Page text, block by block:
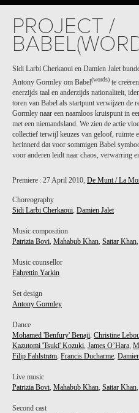
PROJECT /
Sidi Larbi Cherkaoui en Damien Jalet
Antony Gormley om Babel(words) te
enerzijds taal en anderzijds nationaliteit,
toren van Babel als startpunt verwijzen de
Gormley naar een naamloos kruispunt in
met een niemandsland. We zien de actie
collectief terwijl keuzes van geloof, ruimte
herinnerd dat voor sommigen Babel
voor anderen leidt naar chaos, verwarring
Premiere : 27 April 2010, De Munt / La
Choreography
Sidi Larbi Cherkaoui, Damien Jalet
Music composition
Patrizia Bovi, Mahabub Khan, Sattar Khan,
Music counsellor
Fahrettin Yarkin
Set design
Antony Gormley
Dance
Mohamed 'Benfury' Benaji, Christine
Kazutomi 'Tsuki' Kozuki, James O’Hara,
Filip Fahlstrøm, Francis Ducharme,
Live music
Patrizia Bovi, Mahabub Khan, Sattar Khan,
Second cast